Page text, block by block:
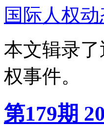
国际人权
本文辑录
权事件。
第179期